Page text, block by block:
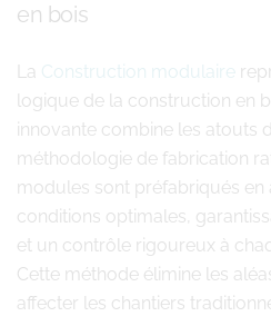
en bois
La Construction modulaire
logique de la construction en
innovante combine les atouts
méthodologie de fabrication
modules sont préfabriqués en
conditions optimales,
et un contrôle rigoureux à
Cette méthode élimine les
affecter les chantiers